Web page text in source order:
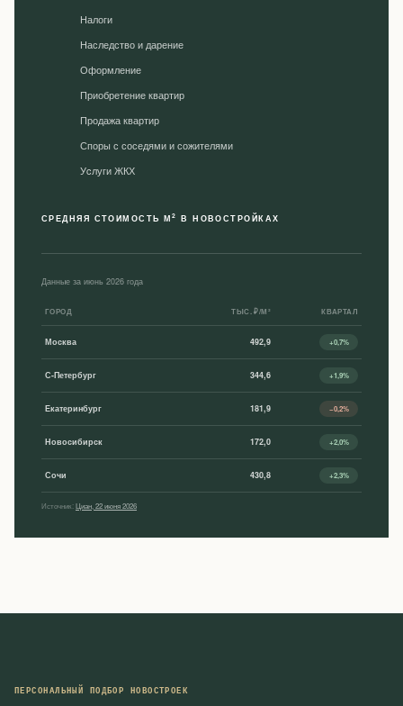
Налоги
Наследство и дарение
Оформление
Приобретение квартир
Продажа квартир
Споры с соседями и сожителями
Уcлуги ЖКХ
СРЕДНЯЯ СТОИМОСТЬ М2 В НОВОСТРОЙКАХ
Данные за июнь 2026 года
ГОРОД ТЫС. ₽/М² КВАРТАЛ
Москва 492,9 +0,7%
С-Петербург 344,6 +1,9%
Екатеринбург 181,9 −0,2%
Новосибирск 172,0 +2,0%
Сочи 430,8 +2,3%
Источник:Циан, 22 июня 2026
ПЕРСОНАЛЬНЫЙ ПОДБОР НОВОСТРОЕК